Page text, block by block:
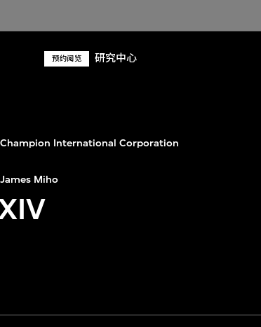
预约阅览 研究中心
Champion International Corporation
James Miho